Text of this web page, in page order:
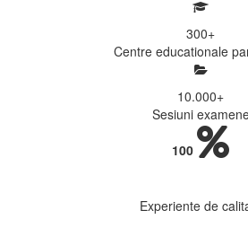
300+
Centre educationale
10.000+
Sesiuni
100
Experiente de